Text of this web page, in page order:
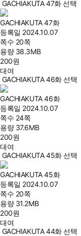
GACHIAKUTA 47화 선택
GACHIAKUTA 47화
등록일 2024.10.07
쪽수 20쪽
용량 38.3MB
200원
대여
GACHIAKUTA 46화 선택
GACHIAKUTA 46화
등록일 2024.10.07
쪽수 24쪽
용량 37.6MB
200원
대여
GACHIAKUTA 45화 선택
GACHIAKUTA 45화
등록일 2024.10.07
쪽수 20쪽
용량 31.2MB
200원
대여
GACHIAKUTA 44화 선택